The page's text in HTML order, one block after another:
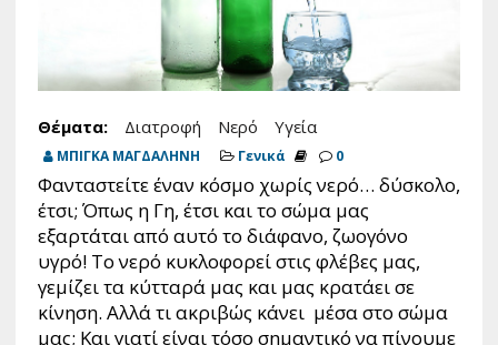
Θέματα: Διατροφή Νερό Υγεία
ΜΠΙΓΚΑ ΜΑΓΔΑΛΗΝΗ Γενικά 0
Φανταστείτε έναν κόσμο χωρίς νερό… δύσκολο,
έτσι; Όπως η Γη, έτσι και το σώμα μας
εξαρτάται από αυτό το διάφανο, ζωογόνο
υγρό! Το νερό κυκλοφορεί στις φλέβες μας,
γεμίζει τα κύτταρά μας και μας κρατάει σε
κίνηση. Αλλά τι ακριβώς κάνει μέσα στο σώμα
μας; Και γιατί είναι τόσο σημαντικό να πίνουμε